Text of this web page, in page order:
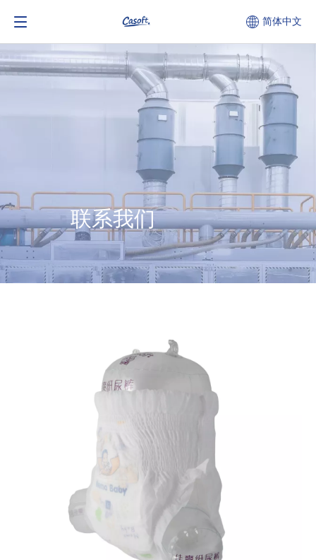
简体中文
联系我们